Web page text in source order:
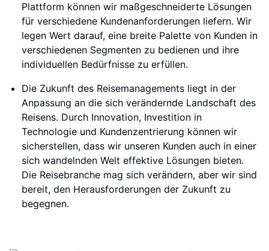
Plattform können wir maßgeschneiderte Lösungen
für verschiedene Kundenanforderungen liefern. Wir
legen Wert darauf, eine breite Palette von Kunden in
verschiedenen Segmenten zu bedienen und ihre
individuellen Bedürfnisse zu erfüllen.
Die Zukunft des Reisemanagements liegt in der
Anpassung an die sich verändernde Landschaft des
Reisens. Durch Innovation, Investition in
Technologie und Kundenzentrierung können wir
sicherstellen, dass wir unseren Kunden auch in einer
sich wandelnden Welt effektive Lösungen bieten.
Die Reisebranche mag sich verändern, aber wir sind
bereit, den Herausforderungen der Zukunft zu
begegnen.